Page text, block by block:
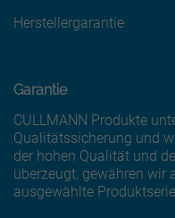
Herstellergarantie
Garantie
CULLMANN Produkte
Qualitätssicherung und
der hohen Qualität und
überzeugt, gewähren wir
ausgewählte